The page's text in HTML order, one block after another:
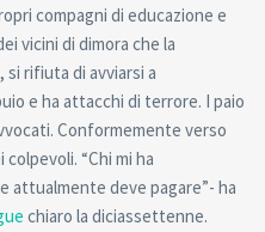
compagni di educazione e
vicini di dimora che la
si rifiuta di avviarsi a
e ha attacchi di terrore. I paio
Conformemente verso
“Chi mi ha
attualmente deve pagare”- ha
chiaro la diciassettenne.